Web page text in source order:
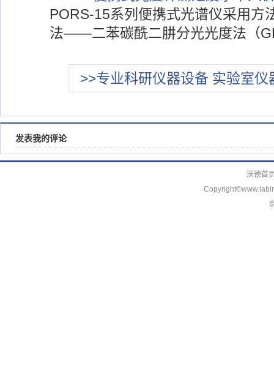
PORS-15系列便携式光谱仪采用方
法——二苯碳酰二肼分光光度法（
>>专业科研仪器设备 实验室仪
发表我的评论
沃德首